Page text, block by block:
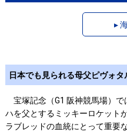
▸
日本でも見られる母父ピヴォタ
宝塚記念（G1 阪神競馬場）で
ハを父とするミッキーロケット
ラブレッドの血統にとって重要